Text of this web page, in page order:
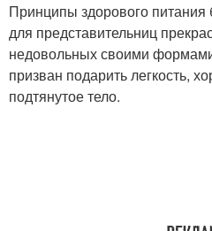
Принципы здорового питания
для представительниц
недовольных своими
призван подарить легкость,
подтянутое тело.